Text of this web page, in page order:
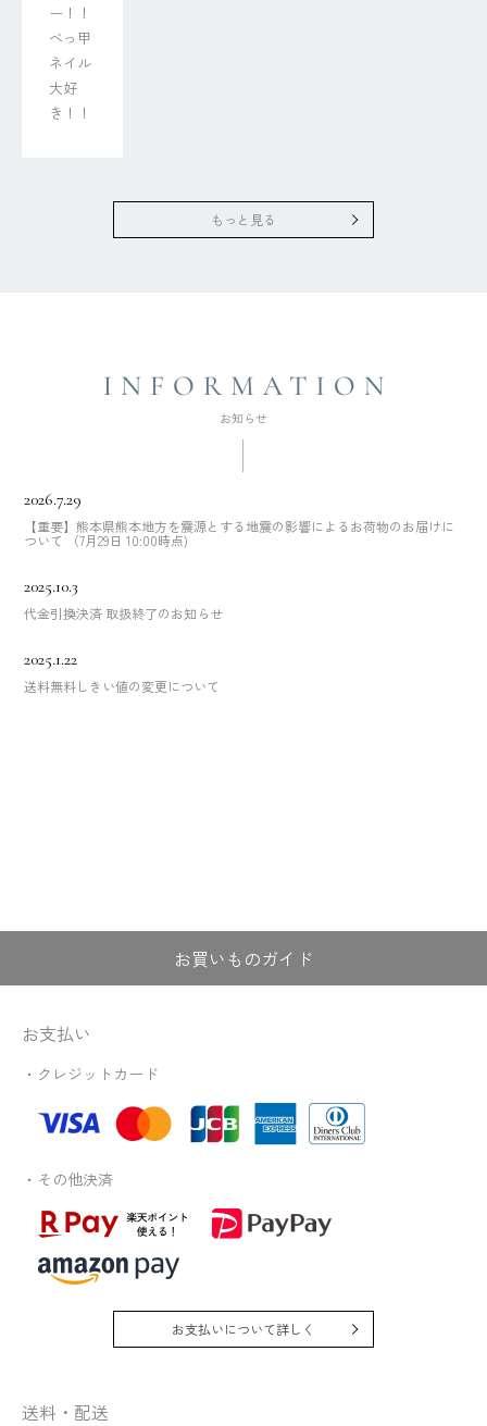
ー！！
べっ甲
ネイル
大好
き！！
もっと見る
2026.7.29
【重要】熊本県熊本地方を震源とする地震の影響によるお荷物のお届けに
ついて （7月29日 10:00時点)
2025.10.3
代金引換決済 取扱終了のお知らせ
2025.1.22
送料無料しきい値の変更について
お買いものガイド
お支払い
・クレジットカード
・その他決済
お支払いについて詳しく
送料・配送